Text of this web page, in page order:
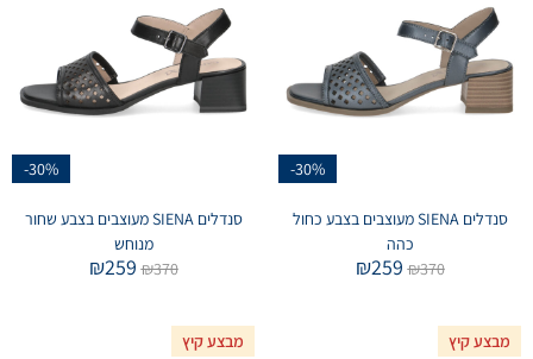
-30%
סנדלים SIENA מעוצבים בצבע כחול
כהה
₪370
₪259
-30%
סנדלים SIENA מעוצבים בצבע שחור
מנוחש
₪370
₪259
מבצע קיץ מבצע קיץ